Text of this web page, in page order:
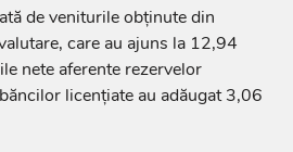
de veniturile obținute din
care au ajuns la 12,94
nete aferente rezervelor
licențiate au adăugat 3,06